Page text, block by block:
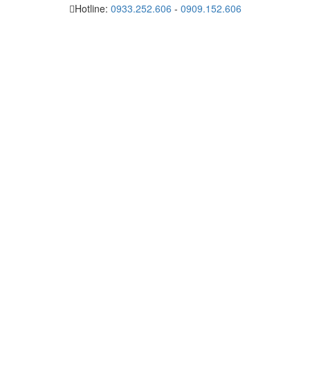
Hotline: 0933.252.606 - 0909.152.606